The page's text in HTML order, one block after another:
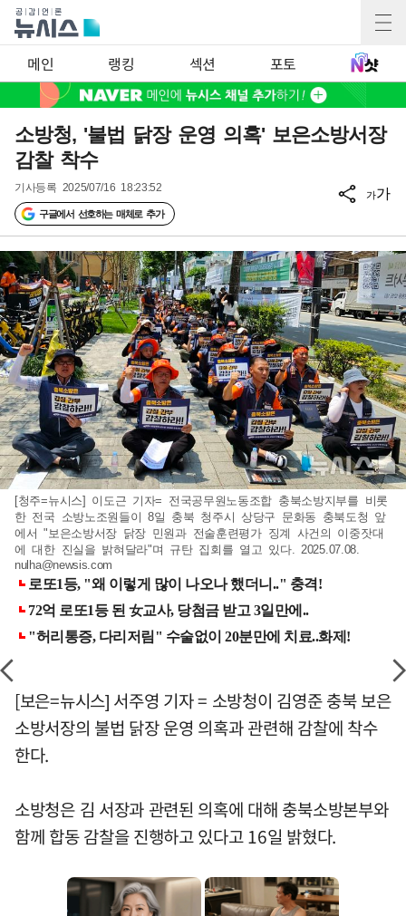
메인 랭킹 섹션 포토
소방청, '불법 닭장 운영 의혹' 보은소방서장
감찰 착수
기사등록 2025/07/16 18:23:52
구글에서 선호하는 매체로 추가
가가
[청주=뉴시스] 이도근 기자= 전국공무원노동조합 충북소방지부를 비롯
한 전국 소방노조원들이 8일 충북 청주시 상당구 문화동 충북도청 앞
에서 "보은소방서장 닭장 민원과 전술훈련평가 징계 사건의 이중잣대
에 대한 진실을 밝혀달라"며 규탄 집회를 열고 있다. 2025.07.08.
nulha@newsis.com
[보은=뉴시스] 서주영 기자 = 소방청이 김영준 충북 보은
소방서장의 불법 닭장 운영 의혹과 관련해 감찰에 착수
한다.
소방청은 김 서장과 관련된 의혹에 대해 충북소방본부와
함께 합동 감찰을 진행하고 있다고 16일 밝혔다.